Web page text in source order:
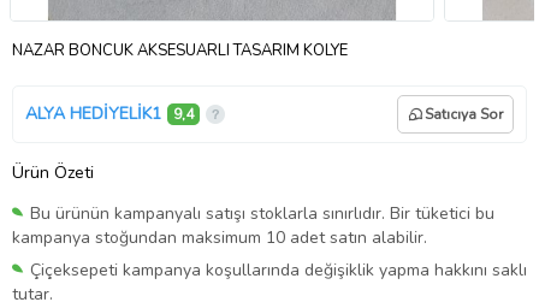
NAZAR BONCUK AKSESUARLI TASARIM KOLYE
ALYA HEDİYELİK1 9,4 Satıcıya Sor
Ürün Özeti
Bu ürünün kampanyalı satışı stoklarla sınırlıdır. Bir tüketici bu
kampanya stoğundan maksimum 10 adet satın alabilir.
Çiçeksepeti kampanya koşullarında değişiklik yapma hakkını saklı
tutar.